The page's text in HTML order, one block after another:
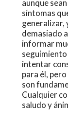
aunque
síntomas
generalizar,
demasiado
informar
intentar
para él,
son
Cualquier
saludo y